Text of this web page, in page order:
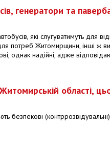
генератори та
які слугуватимуть для
потреб Житомирщини, інші ж
однак надійні, адже
області,
безпекові